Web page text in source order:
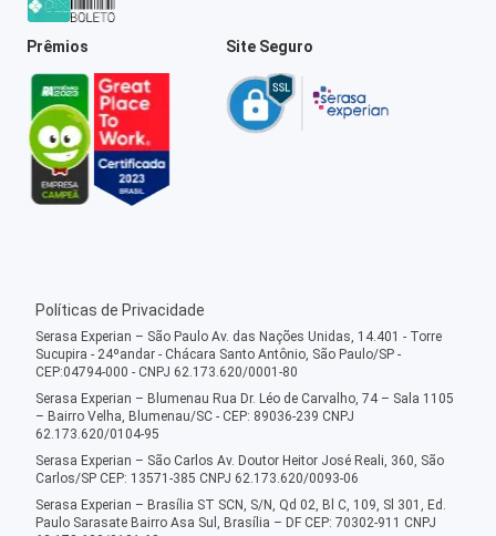
Prêmios Site Seguro
Políticas de Privacidade
Serasa Experian – São Paulo Av. das Nações Unidas, 14.401 - Torre
Sucupira - 24ºandar - Chácara Santo Antônio, São Paulo/SP -
CEP:04794-000 - CNPJ 62.173.620/0001-80
Serasa Experian – Blumenau Rua Dr. Léo de Carvalho, 74 – Sala 1105
– Bairro Velha, Blumenau/SC - CEP: 89036-239 CNPJ
62.173.620/0104-95
Serasa Experian – São Carlos Av. Doutor Heitor José Reali, 360, São
Carlos/SP CEP: 13571-385 CNPJ 62.173.620/0093-06
Serasa Experian – Brasília ST SCN, S/N, Qd 02, Bl C, 109, Sl 301, Ed.
Paulo Sarasate Bairro Asa Sul, Brasília – DF CEP: 70302-911 CNPJ